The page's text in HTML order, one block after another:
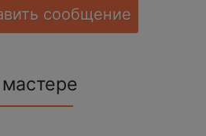
сообщение